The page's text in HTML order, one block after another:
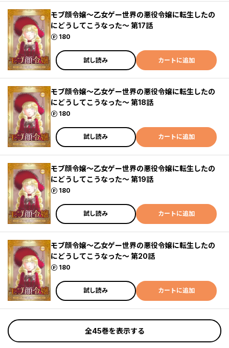
モブ顔令嬢～乙女ゲー世界の悪役令嬢に転生したの
にどうしてこうなった～ 第17話
180
ポイント
試し読み カートに追加
モブ顔令嬢～乙女ゲー世界の悪役令嬢に転生したの
にどうしてこうなった～ 第18話
180
ポイント
試し読み カートに追加
モブ顔令嬢～乙女ゲー世界の悪役令嬢に転生したの
にどうしてこうなった～ 第19話
180
ポイント
試し読み カートに追加
モブ顔令嬢～乙女ゲー世界の悪役令嬢に転生したの
にどうしてこうなった～ 第20話
180
ポイント
試し読み カートに追加
全45巻を表示する